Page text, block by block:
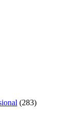
(283)